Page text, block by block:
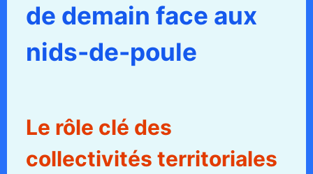
de demain face aux
nids-de-poule
Le rôle clé des
collectivités territoriales